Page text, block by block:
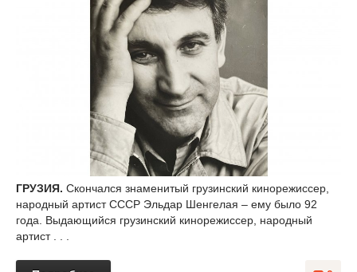
ГРУЗИЯ. Скончался знаменитый грузинский кинорежиссер,
народный артист СССР Эльдар Шенгелая – ему было 92
года. Выдающийся грузинский кинорежиссер, народный
артист . . .